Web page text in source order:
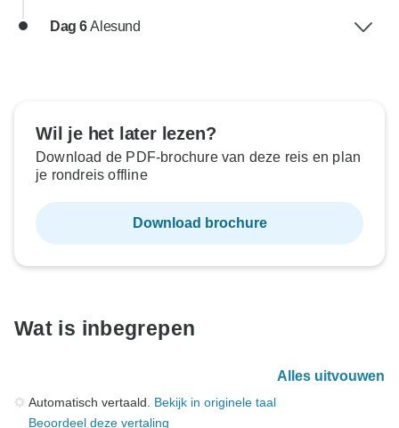
Dag 6Alesund
Wil je het later lezen?
Download de PDF-brochure van deze reis en plan
je rondreis offline
Download brochure
Wat is inbegrepen
Alles uitvouwen
Automatisch vertaald. Bekijk in originele taal
Beoordeel deze vertaling